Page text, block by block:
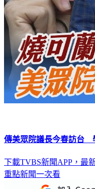
傳美眾院議長今春訪台
下載TVBS新聞APP，最
重點新聞一次看